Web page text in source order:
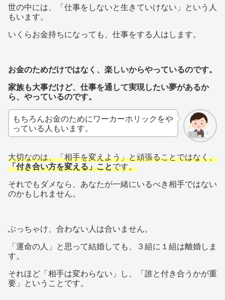
世の中には、「仕事をしないと生きていけない」という人
もいます。
いくらお金持ちになっても、仕事をする人はします。
お金のためだけではなく、楽しいからやっているのです。
家族も大事だけど、仕事を通して実現したい夢があるか
ら、やっているのです。
もちろんお金のためにワーカーホリックをや
っている人もいます。
大切なのは、「相手を変えよう」と頑張ることではなく、
「付き合い方を変える」ことです。
それでもダメなら、あなたが一緒にいるべき相手ではない
のかもしれません。
ぶっちゃけ、合わない人は合いません。
「運命の人」と思って結婚しても、３組に１組は離婚しま
す。
それほど「相手は変わらない」し、「誰と付き合うかが重
要」ということです。